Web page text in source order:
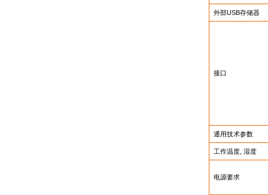
外部USB存储器
接口
通用技术参数
工作温度 ,湿度
电源要求